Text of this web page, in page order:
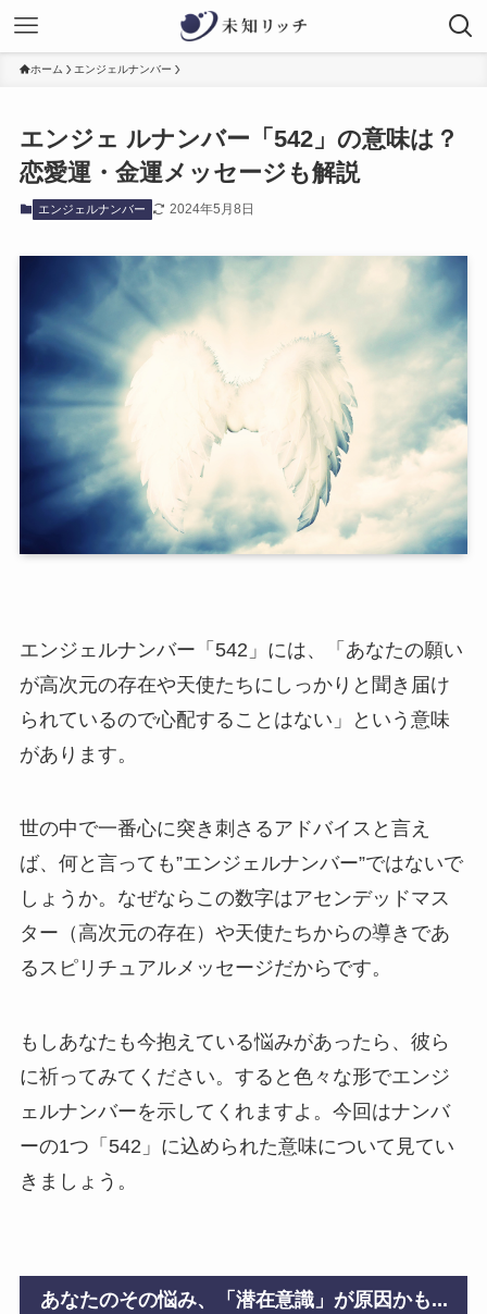
ホーム エンジェルナンバー
エンジェ ルナンバー「542」の意味は？
恋愛運・金運メッセージも解説
エンジェルナンバー 2024年5月8日
エンジェルナンバー「542」には、「あなたの願い
が高次元の存在や天使たちにしっかりと聞き届け
られているので心配することはない」という意味
があります。
世の中で一番心に突き刺さるアドバイスと言え
ば、何と言っても”エンジェルナンバー”ではないで
しょうか。なぜならこの数字はアセンデッドマス
ター（高次元の存在）や天使たちからの導きであ
るスピリチュアルメッセージだからです。
もしあなたも今抱えている悩みがあったら、彼ら
に祈ってみてください。すると色々な形でエンジ
ェルナンバーを示してくれますよ。今回はナンバ
ーの1つ「542」に込められた意味について見てい
きましょう。
あなたのその悩み、「潜在意識」が原因かも...